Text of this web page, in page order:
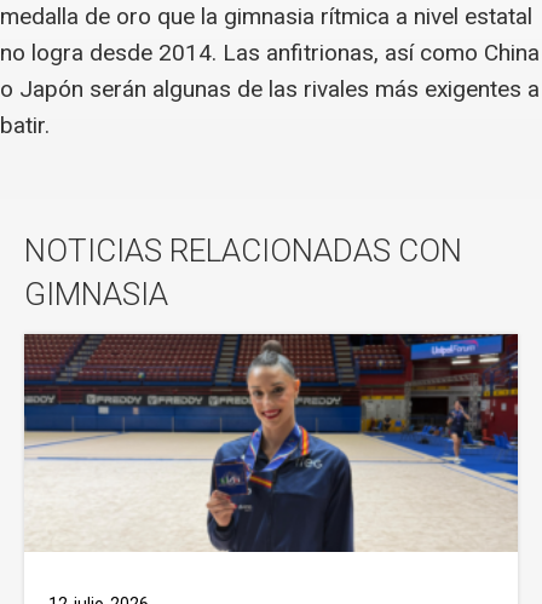
medalla de oro que la gimnasia rítmica a nivel estatal
no logra desde 2014. Las anfitrionas, así como China
o Japón serán algunas de las rivales más exigentes a
batir.
NOTICIAS RELACIONADAS CON
GIMNASIA